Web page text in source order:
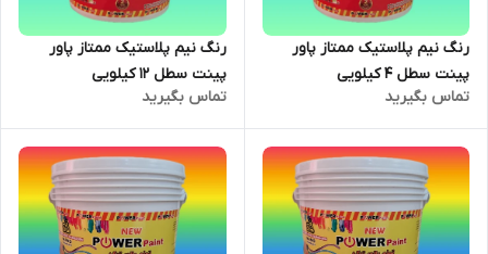
رنگ نیم پلاستیک ممتاز پاور
پینت سطل 4 کیلویی
تماس بگیرید
رنگ نیم پلاستیک ممتاز پاور
پینت سطل 12 کیلویی
تماس بگیرید